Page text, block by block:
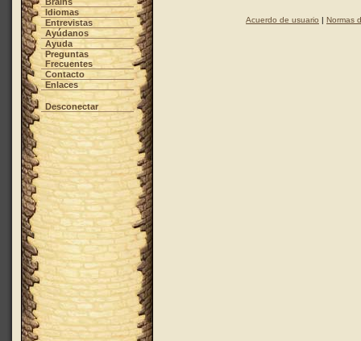
Idiomas
Entrevistas
Ayúdanos
Ayuda
Preguntas
Frecuentes
Contacto
Enlaces
Desconectar
Acuerdo de usuario | Normas